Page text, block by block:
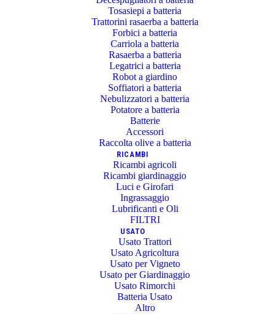
Tosasiepi a batteria
Trattorini rasaerba a batteria
Forbici a batteria
Carriola a batteria
Rasaerba a batteria
Legatrici a batteria
Robot a giardino
Soffiatori a batteria
Nebulizzatori a batteria
Potatore a batteria
Batterie
Accessori
Raccolta olive a batteria
RICAMBI
Ricambi agricoli
Ricambi giardinaggio
Luci e Girofari
Ingrassaggio
Lubrificanti e Oli
FILTRI
USATO
Usato Trattori
Usato Agricoltura
Usato per Vigneto
Usato per Giardinaggio
Usato Rimorchi
Batteria Usato
Altro